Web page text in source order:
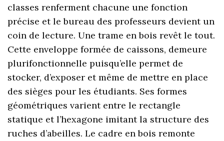
classes renferment chacune une fonction
précise et le bureau des professeurs devient un
coin de lecture. Une trame en bois revêt le tout.
Cette enveloppe formée de caissons, demeure
plurifonctionnelle puisqu’elle permet de
stocker, d’exposer et même de mettre en place
des sièges pour les étudiants. Ses formes
géométriques varient entre le rectangle
statique et l’hexagone imitant la structure des
ruches d’abeilles. Le cadre en bois remonte